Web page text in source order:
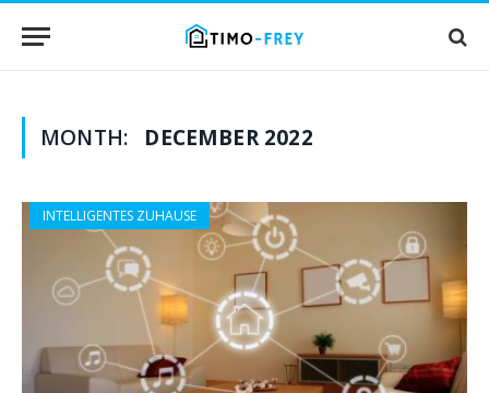
MONTH: DECEMBER 2022
INTELLIGENTES ZUHAUSE